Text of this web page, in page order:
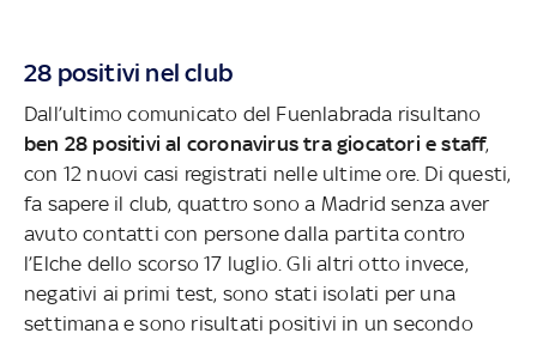
28 positivi nel club
Dall’ultimo comunicato del Fuenlabrada risultano
ben 28 positivi al coronavirus tra giocatori e staff,
con 12 nuovi casi registrati nelle ultime ore. Di questi,
fa sapere il club, quattro sono a Madrid senza aver
avuto contatti con persone dalla partita contro
l’Elche dello scorso 17 luglio. Gli altri otto invece,
negativi ai primi test, sono stati isolati per una
settimana e sono risultati positivi in un secondo